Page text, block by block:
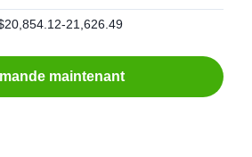
21,626.49
maintenant